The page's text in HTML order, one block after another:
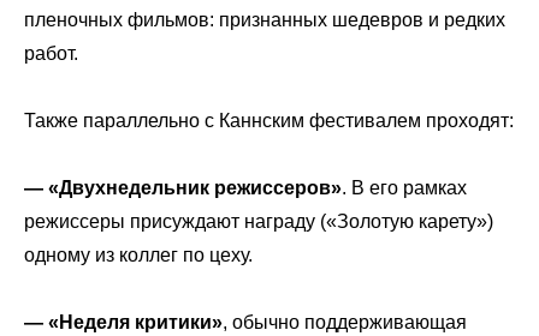
пленочных фильмов: признанных шедевров и редких
работ.
Также параллельно с Каннским фестивалем проходят:
— «Двухнедельник режиссеров». В его рамках
режиссеры присуждают награду («Золотую карету»)
одному из коллег по цеху.
— «Неделя критики», обычно поддерживающая